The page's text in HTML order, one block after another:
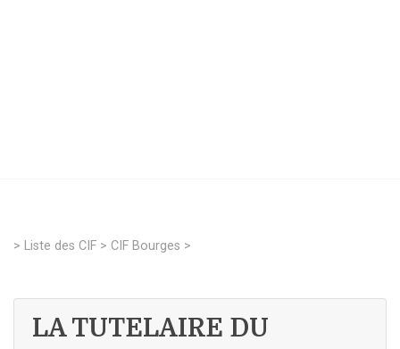
> Liste des CIF > CIF Bourges >
LA TUTELAIRE DU